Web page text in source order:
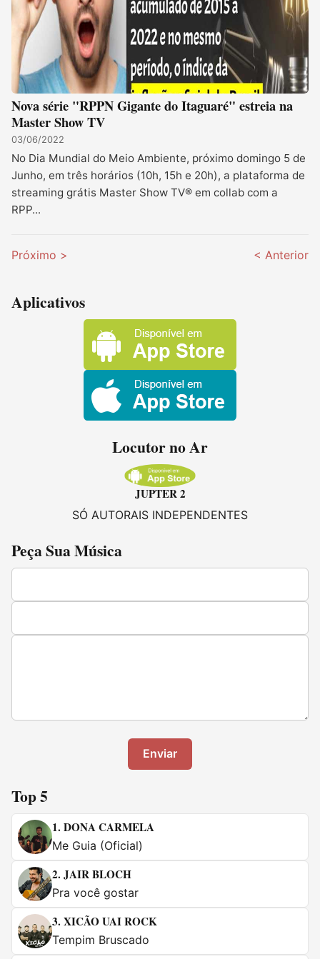
Nova série "RPPN Gigante do Itaguaré" estreia na
Master Show TV
03/06/2022
No Dia Mundial do Meio Ambiente, próximo domingo 5 de
Junho, em três horários (10h, 15h e 20h), a plataforma de
streaming grátis Master Show TV® em collab com a
RPP...
Próximo > < Anterior
Aplicativos
Locutor no Ar
JUPTER 2
SÓ AUTORAIS INDEPENDENTES
Peça Sua Música
Enviar
Top 5
1. DONA CARMELA
Me Guia (Oficial)
2. JAIR BLOCH
Pra você gostar
3. XICÃO UAI ROCK
Tempim Bruscado